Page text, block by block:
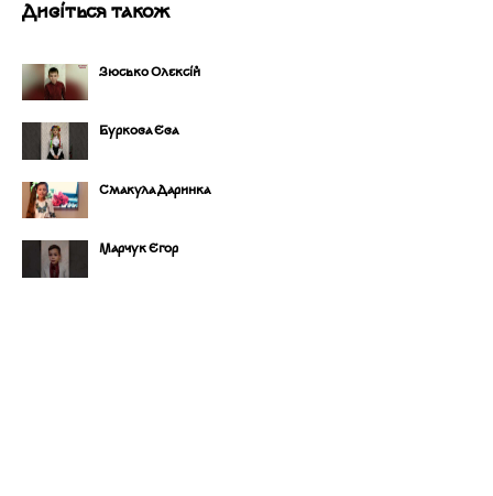
Дивіться також
Зюсько Олексій
Буркова Єва
Смакула Даринка
Марчук Єгор